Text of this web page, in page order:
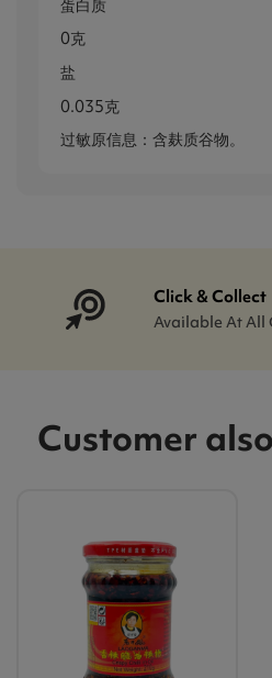
蛋白质
0克
盐
0.035克
过敏原信息：含麸质谷物。
Click & Collect
Available At All
Customer